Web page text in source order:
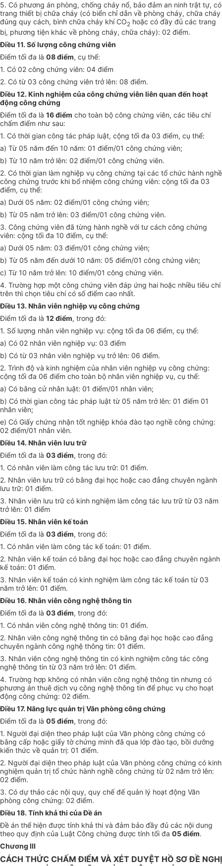
5. Có phương án phòng, chống cháy nổ, bảo đảm an ninh trật tự, có
trang thiết bị chữa cháy (có biển chỉ dẫn về phòng cháy, chữa cháy
đúng quy cách, bình chữa cháy khí CO2 hoặc có đầy đủ các trang
bị, phương tiện khác về phòng cháy, chữa cháy): 02 điểm.
Điều 11. Số lượng công chứng viên
Điểm tối đa là 08 điểm, cụ thể:
1. Có 02 công chứng viên: 04 điểm
2. Có từ 03 công chứng viên trở lên: 08 điểm.
Điều 12. Kinh nghiệm của công chứng viên liên quan đến hoạt
động công chứng
Điểm tối đa là 16 điểm cho toàn bộ công chứng viên, các tiêu chí
chấm điểm như sau:
1. Có thời gian công tác pháp luật, cộng tối đa 03 điểm, cụ thể:
a) Từ 05 năm đến 10 năm: 01 điểm/01 công chứng viên;
b) Từ 10 năm trở lên: 02 điểm/01 công chứng viên.
2. Có thời gian làm nghiệp vụ công chứng tại các tổ chức hành nghề
công chứng trước khi bổ nhiệm công chứng viên: cộng tối đa 03
điểm, cụ thể:
a) Dưới 05 năm: 02 điểm/01 công chứng viên;
b) Từ 05 năm trở lên: 03 điểm/01 công chứng viên.
3. Công chứng viên đã từng hành nghề với tư cách công chứng
viên: cộng tối đa 10 điểm, cụ thể:
a) Dưới 05 năm: 03 điểm/01 công chứng viên;
b) Từ 05 năm đến dưới 10 năm: 05 điểm/01 công chứng viên;
c) Từ 10 năm trở lên: 10 điểm/01 công chứng viên.
4. Trường hợp một công chứng viên đáp ứng hai hoặc nhiều tiêu chí
trên thì chọn tiêu chí có sốđiểm cao nhất.
Điều 13. Nhân viên nghiệp vụ công chứng
Điểm tối đa là 12 điểm, trong đó:
1. Số lượng nhân viên nghiệp vụ: cộng tối đa 06 điểm, cụ thể:
a) Có 02 nhân viên nghiệp vụ: 03 điểm
b) Có từ 03 nhân viên nghiệp vụ trở lên: 06 điểm.
2. Trình độ và kinh nghiệm của nhân viên nghiệp vụ công chứng:
cộng tối đa 06 điểm cho toàn bộ nhân viên nghiệp vụ, cụ thể:
a) Có bằng cử nhân luật: 01 điểm/01 nhân viên;
b) Có thời gian công tác pháp luật từ 05 năm trởlên: 01 điểm 01
nhân viên;
e) Có Giấy chứng nhận tốt nghiệp khóa đào tạo nghề công chứng:
02 điểm/01 nhân viên.
Điều 14. Nhân viên lưu trữ
Điểm tối đa là 03 điểm, trong đó:
1. Có nhân viên làm công tác lưu trữ: 01 điểm.
2. Nhân viên lưu trữ có bằng đại học hoặc cao đẳng chuyên ngành
lưu trữ: 01 điểm.
3. Nhân viên lưu trữ có kinh nghiệm làm công tác lưu trữ từ 03 năm
trở lên: 01 điểm
Điều 15. Nhân viên kế toán
Điểm tối đa là 03 điểm, trong đó:
1. Có nhân viên làm công tác kế toán: 01 điểm.
2. Nhân viên kế toán có bằng đại học hoặc cao đẳng chuyên ngành
kế toán: 01 điểm.
3. Nhân viên kế toán có kinh nghiệm làm công tác kế toán từ 03
năm trở lên: 01 điểm.
Điều 16. Nhân viên công nghệ thông tin
Điểm tối đa là 03 điểm, trong đó:
1. Có nhân viên công nghệ thông tin: 01 điểm.
2. Nhân viên công nghệ thông tin có bằng đại học hoặc cao đẳng
chuyên ngành công nghệ thông tin: 01 điểm.
3. Nhân viên công nghệ thông tin có kinh nghiệm công tác công
nghệ thông tin từ 03 năm trở lên: 01 điểm.
4. Trường hợp không có nhân viên công nghệ thông tin nhưng có
phương án thuê dịch vụ công nghệ thông tin để phục vụ cho hoạt
động công chứng: 02 điểm.
Điều 17. Năng lực quản trị Văn phòng công chứng
Điểm tối đa là 05 điểm, trong đó:
1. Người đại diện theo pháp luật của Văn phòng công chứng có
bằng cấp hoặc giấy tờ chứng minh đã qua lớp đào tạo, bồi dưỡng
kiến thức về quản trị: 01 điểm.
2. Người đại diện theo pháp luật của Văn phòng công chứng có kinh
nghiệm quản trị tổ chức hành nghề công chứng từ 02 năm trở lên:
02 điểm.
3. Có dự thảo các nội quy, quy chế để quản lý hoạt động Văn
phòng công chứng: 02 điểm.
Điều 18. Tính khả thi của Đề án
Đề án thể hiện được tính khả thi và đảm bảo đầy đủ các nội dung
theo quy định của Luật Công chứng được tính tối đa 05 điểm.
Chương III
CÁCH THỨC CHẤM ĐIỂM VÀ XÉT DUYỆT HỒ SƠ ĐỀ NGHỊ